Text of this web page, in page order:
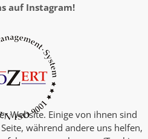
auf Instagram!
Website. Einige von ihnen sind
während andere uns helfen,